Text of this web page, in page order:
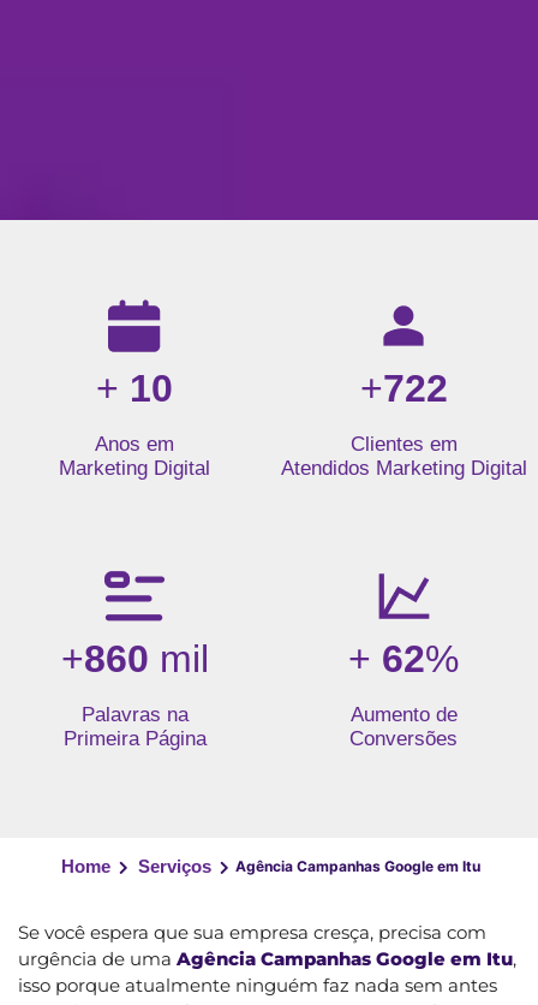
Resultados da nossa agência de marketing digital: mais
+ 10
Anos em
Marketing Digital
+722
Clientes em
Atendidos Marketing Digital
+860 mil
Palavras na
Primeira Página
+ 62%
Aumento de
Conversões
Home Serviços Agência Campanhas Google em Itu
Se você espera que sua empresa cresça, precisa com
urgência de uma Agência Campanhas Google em Itu,
isso porque atualmente ninguém faz nada sem antes